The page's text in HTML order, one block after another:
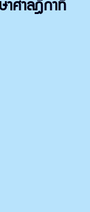
าศาลฎีกาที่